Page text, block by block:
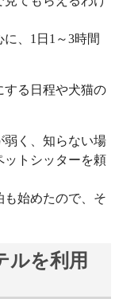
、1日1～3時間
する日程や犬猫の
弱く、知らない場
ットシッターを頼
も始めたので、そ
ルを利用